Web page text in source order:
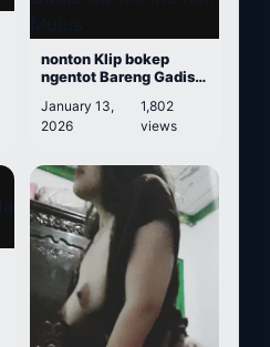
nonton Klip bokep
ngentot Bareng Gadis
January 13,
2026
1,802
views